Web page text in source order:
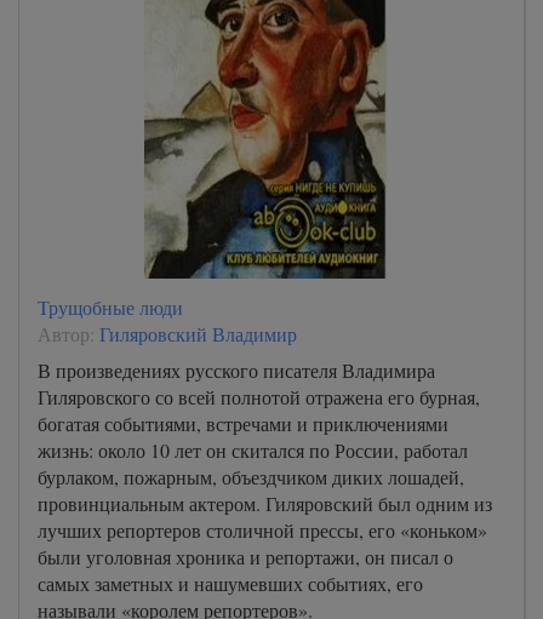
Трущобные люди
Автор: Гиляровский Владимир
В произведениях русского писателя Владимира
Гиляровского со всей полнотой отражена его бурная,
богатая событиями, встречами и приключениями
жизнь: около 10 лет он скитался по России, работал
бурлаком, пожарным, объездчиком диких лошадей,
провинциальным актером. Гиляровский был одним из
лучших репортеров столичной прессы, его «коньком»
были уголовная хроника и репортажи, он писал о
самых заметных и нашумевших событиях, его
называли «королем репортеров».